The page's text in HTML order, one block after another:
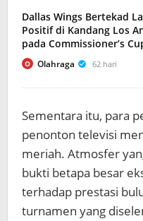
Dallas Wings Bertekad
Positif di Kandang Los
pada Commissioner’s
O Olahraga 62 hari
Sementara itu, para
penonton televisi
meriah. Atmosfer
bukti betapa besar
terhadap prestasi
turnamen yang